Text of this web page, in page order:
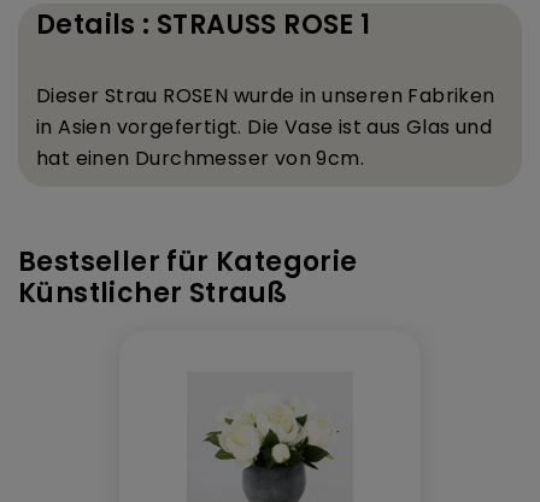
Details : STRAUSS ROSE 1
Dieser Strau ROSEN wurde in unseren Fabriken
in Asien vorgefertigt. Die Vase ist aus Glas und
hat einen Durchmesser von 9cm.
Bestseller für Kategorie
Künstlicher Strauß